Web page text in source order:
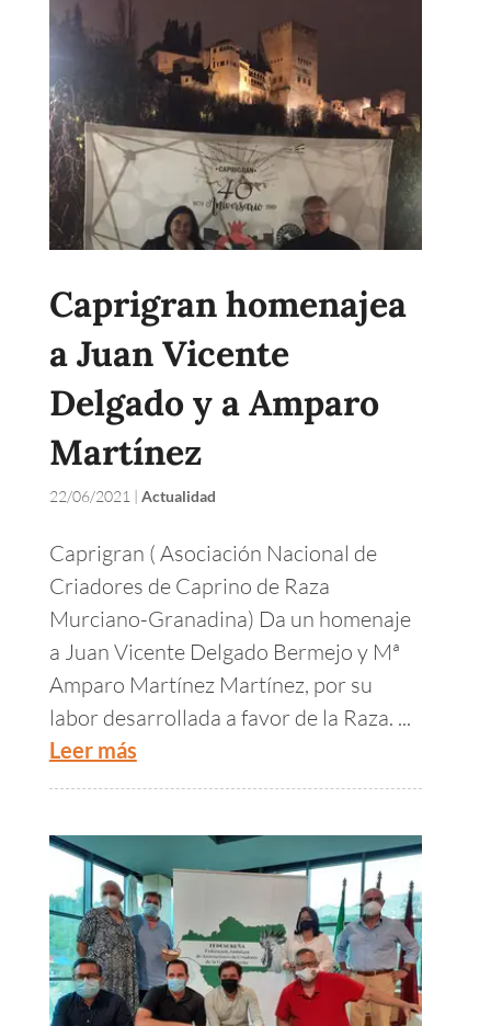
Caprigran homenajea
a Juan Vicente
Delgado y a Amparo
Martínez
22/06/2021 | Actualidad
Caprigran ( Asociación Nacional de
Criadores de Caprino de Raza
Murciano-Granadina) Da un homenaje
a Juan Vicente Delgado Bermejo y Mª
Amparo Martínez Martínez, por su
labor desarrollada a favor de la Raza. ...
Leer más